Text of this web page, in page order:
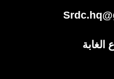
الغابة